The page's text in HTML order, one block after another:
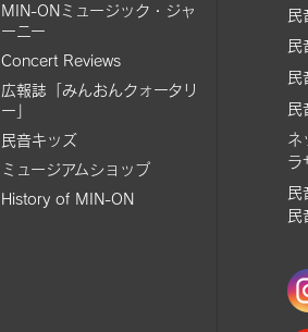
MIN-ONミュージック・ジャ
ーニー
Concert Reviews
広報誌「みんおんクォータリ
ー」
民音キッズ
ミュージアムショップ
History of MIN-ON
民
民
民
民
ネ
ラ
民
民